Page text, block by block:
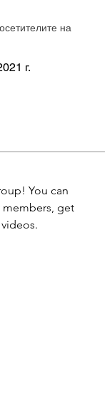
на
г.
You can
get